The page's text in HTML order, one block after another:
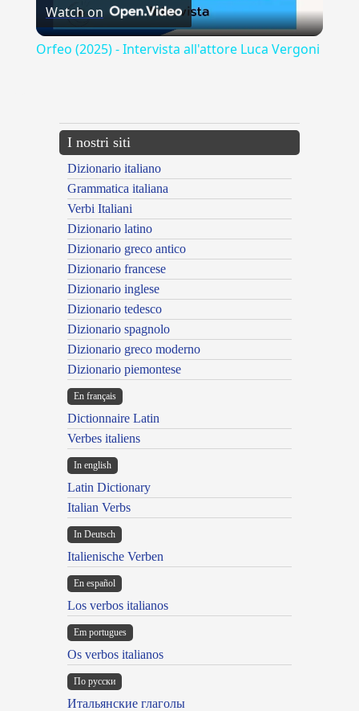
Video
Watch on
Orfeo (2025) - Intervista all'attore Luca Vergoni
I nostri siti
Dizionario italiano
Grammatica italiana
Verbi Italiani
Dizionario latino
Dizionario greco antico
Dizionario francese
Dizionario inglese
Dizionario tedesco
Dizionario spagnolo
Dizionario greco moderno
Dizionario piemontese
En français
Dictionnaire Latin
Verbes italiens
In english
Latin Dictionary
Italian Verbs
In Deutsch
Italienische Verben
En español
Los verbos italianos
Em portugues
Os verbos italianos
По русски
Итальянские глаголы